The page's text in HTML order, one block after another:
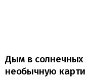
Дым в солнечных
необычную